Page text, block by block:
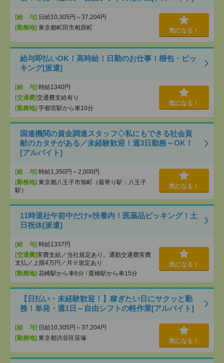
[給 与] 日給10,305円～37,204円
[勤務地] 東京都町田市相原町 気になる！
給与即払いOK！高時給！日勤のお仕事！梱包・ピッ
キング[派遣]
[給 与] 時給1340円
[交通費]交通費支給有り
[勤務地] 宇都宮駅から車10分
気になる！
国連機関の資金調達スタッフ◇私にもできる社会貢
献のカタチがある／未経験歓迎！週3日勤務～OK！
[アルバイト]
[給 与] 時給1,350円～2,000円
[勤務地] 東京都八王子市旭町（最寄り駅：八王子
駅）
気になる！
11時退社午前中だけ×扶養内！医薬品ピッキング！土
日祝休[派遣]
[給 与] 時給1337円
[交通費]実費支給／当社規定あり。通勤交通費実費
支払／上限4万円／月※規定あり
[勤務地] 花崎駅から車6分 / 栗橋駅から車15分
気になる！
【日払い・未経験歓迎！】稼ぎたい日にサクッと勤
務！単発・週1日～自由シフトの軽作業[アルバイト]
[給 与] 日給10,305円～37,204円
[勤務地] 東京都渋谷区笹塚 気になる！